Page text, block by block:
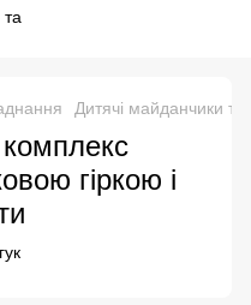
Дитячі майданчики
гіркою і